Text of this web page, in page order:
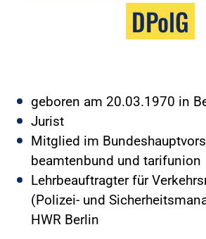
DPolG
geboren am 20.03.1970 in
Jurist
Mitglied im
beamtenbund und tarifunion
Lehrbeauftragter für
(Polizei- und
HWR Berlin